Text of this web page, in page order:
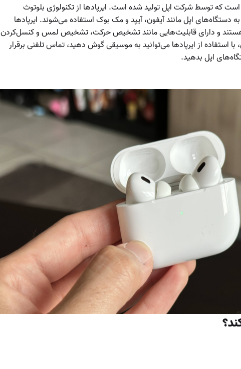
ایرپادز پرو ۲
بهینه‌سازی صدای
شما با تنظیمات
تأخیر صوتی ایرپاد
تحلیل عملکرد
تماس‌های صوتی
پرنویز
تشخیص اصل بودن
ایرپاد و ایرپادپرو
تشخیص ایرپاد اصل
تنظیمات ایرپاد در
چگونه ایرپاد خود را
برای بهترین تجربه
صوتی تنظیم کنیم؟
چگونه ایرپاد گم
شده را پیدا کنیم
چگونه ایرپادهای
که توسط شرکت اپل تولید شده است. ایرپاد‌ها از تکنولوژی بلوتوث
دستگاه‌های اپل مانند آیفون، آیپد و مک بوک استفاده می‌شوند. ایرپاد‌ها
و دارای قابلیت‌هایی مانند تشخیص حرکت، تشخیص لمس و کنسل‌کردن
استفاده از ایرپاد‌ها می‌توانید به موسیقی گوش دهید، تماس تلفنی برقرار
اپل بدهید.